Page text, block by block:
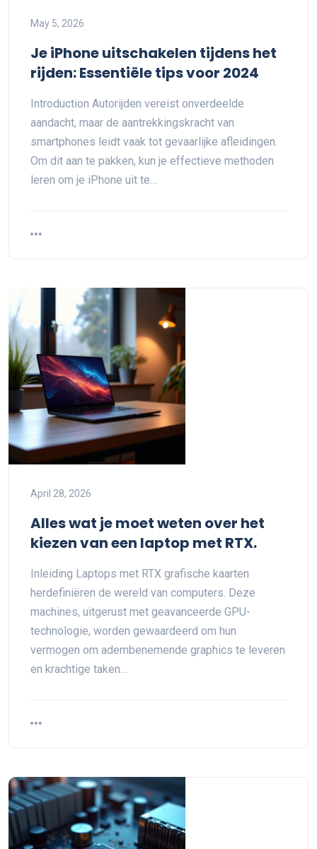
May 5, 2026
Je iPhone uitschakelen tijdens het
rijden: Essentiële tips voor 2024
Introduction Autorijden vereist onverdeelde
aandacht, maar de aantrekkingskracht van
smartphones leidt vaak tot gevaarlijke afleidingen.
Om dit aan te pakken, kun je effectieve methoden
leren om je iPhone uit te…
April 28, 2026
Alles wat je moet weten over het
kiezen van een laptop met RTX.
Inleiding Laptops met RTX grafische kaarten
herdefiniëren de wereld van computers. Deze
machines, uitgerust met geavanceerde GPU-
technologie, worden gewaardeerd om hun
vermogen om adembenemende graphics te leveren
en krachtige taken…